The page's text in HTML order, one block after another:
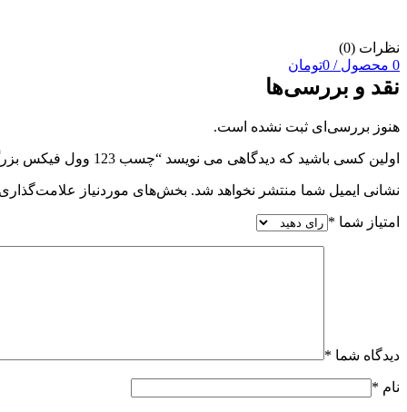
0 محصول /
0تومان
نظرات (0)
نقد و بررسی‌ها
هنوز بررسی‌ای ثبت نشده است.
اولین کسی باشید که دیدگاهی می نویسد “چسب 123 وول فیکس بزرگ”
نشانی ایمیل شما منتشر نخواهد شد. بخش‌های موردنیاز
امتیاز شما *
دیدگاه شما *
نام *